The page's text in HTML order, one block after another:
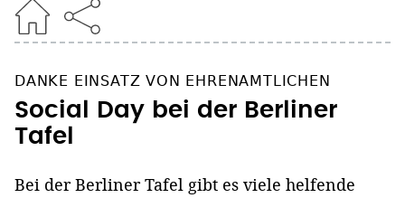
DANKE EINSATZ VON EHRENAMTLICHEN
Social Day bei der Berliner
Tafel
Bei der Berliner Tafel gibt es viele helfende